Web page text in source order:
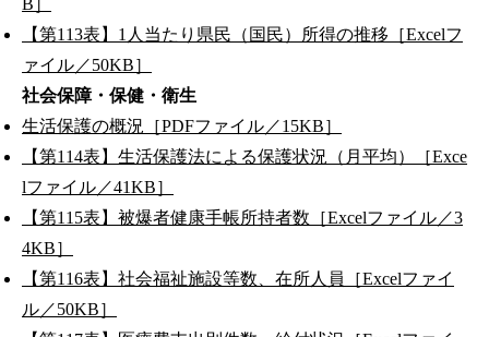
B］
【第113表】1人当たり県民（国民）所得の推移［Excelフ
ァイル／50KB］
社会保障・保健・衛生
生活保護の概況［PDFファイル／15KB］
【第114表】生活保護法による保護状況（月平均）［Exce
lファイル／41KB］
【第115表】被爆者健康手帳所持者数［Excelファイル／3
4KB］
【第116表】社会福祉施設等数、在所人員［Excelファイ
ル／50KB］